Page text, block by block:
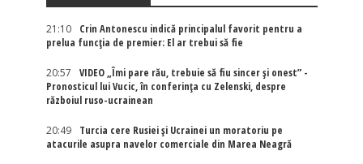
21:10
Crin Antonescu indică principalul favorit pentru a
prelua funcția de premier: El ar trebui să fie
20:57
VIDEO „Îmi pare rău, trebuie să fiu sincer și onest” -
Pronosticul lui Vucic, în conferința cu Zelenski, despre
războiul ruso-ucrainean
20:49
Turcia cere Rusiei și Ucrainei un moratoriu pe
atacurile asupra navelor comerciale din Marea Neagră